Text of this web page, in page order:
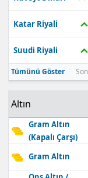
Katar Riyali
Suudi Riyali
Tümünü Göster
Altın
Gram Altın
(Kapalı Çarşı)
Gram Altın